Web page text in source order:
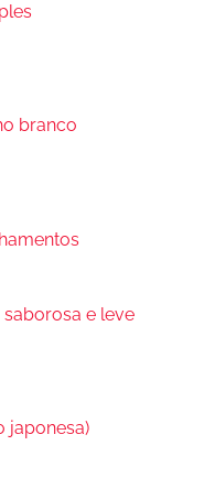
branco
saborosa e leve
japonesa)